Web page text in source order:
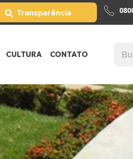
Transparência
CULTURA CONTATO